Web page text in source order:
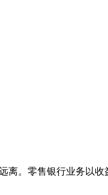
离。零售银行业务以